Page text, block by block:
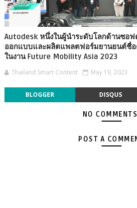
Autodesk หนึ่งในผู้นำระดับโลกด้านซอฟ
ออกแบบและผลิตแพลตฟอร์มยานยนต์ชื่อ
ในงาน Future Mobility Asia 2023
Thailand Smart Content May 19, 2023
BLOGGER DISQUS
NO
POST A